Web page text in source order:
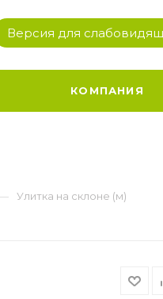
Версия для
КОМПАНИЯ
Улитка на склоне (м)